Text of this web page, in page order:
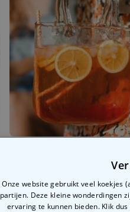
Onze website gebruikt veel koekjes
partijen. Deze kleine wonderdingen
ervaring te kunnen bieden. Klik dus